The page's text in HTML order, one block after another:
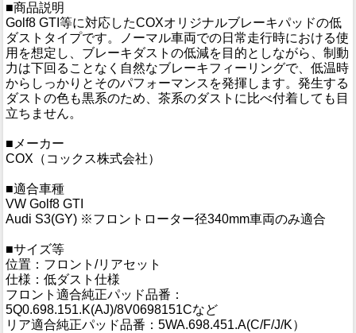
■商品説明
Golf8 GTI等に対応したCOXオリジナルブレーキパッドの低
ダストタイプです。ノーマル車両での日常走行時における使
用を想定し、ブレーキダストの低減を目的としながら、制動
力は下回ることなく自然なブレーキフィーリングで、低温時
からしっかりとそのパフォーマンスを発揮します。発生する
ダストの色も黒系のため、茶系のダストに比べ付着しても目
立ちません。
■メーカー
COX（コックス株式会社）
■適合車種
VW Golf8 GTI
Audi S3(GY) ※フロントローター径340mm車両のみ適合
■サイズ等
位置：フロント/リアセット
仕様：低ダスト仕様
フロント適合純正パッド品番：
5Q0.698.151.K(AJ)/8V0698151Cなど
リア適合純正パッド品番：5WA.698.451.A(C/F/J/K）